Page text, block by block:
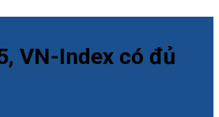
VN-Index có đủ